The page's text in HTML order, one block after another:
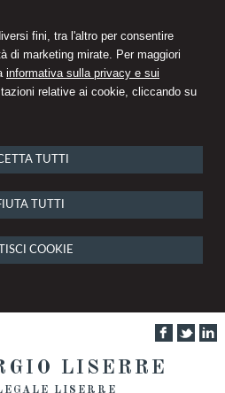
fini, tra l'altro per consentire
di marketing mirate. Per maggiori
informativa sulla privacy e sui
relative ai cookie, cliccando su
TUTTI
TUTTI
COOKIE
LISERRE
LISERRE